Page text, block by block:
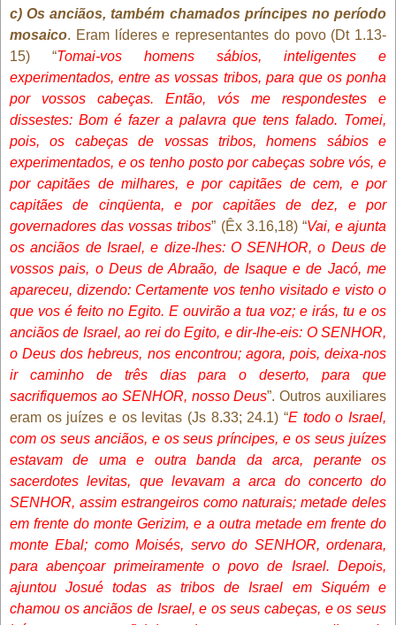
c) Os anciãos, também chamados príncipes no período
mosaico. Eram líderes e representantes do povo (Dt 1.13-
15) “Tomai-vos homens sábios, inteligentes e
experimentados, entre as vossas tribos, para que os ponha
por vossos cabeças. Então, vós me respondestes e
dissestes: Bom é fazer a palavra que tens falado. Tomei,
pois, os cabeças de vossas tribos, homens sábios e
experimentados, e os tenho posto por cabeças sobre vós, e
por capitães de milhares, e por capitães de cem, e por
capitães de cinqüenta, e por capitães de dez, e por
governadores das vossas tribos” (Êx 3.16,18) “Vai, e ajunta
os anciãos de Israel, e dize-lhes: O SENHOR, o Deus de
vossos pais, o Deus de Abraão, de Isaque e de Jacó, me
apareceu, dizendo: Certamente vos tenho visitado e visto o
que vos é feito no Egito. E ouvirão a tua voz; e irás, tu e os
anciãos de Israel, ao rei do Egito, e dir-lhe-eis: O SENHOR,
o Deus dos hebreus, nos encontrou; agora, pois, deixa-nos
ir caminho de três dias para o deserto, para que
sacrifiquemos ao SENHOR, nosso Deus”. Outros auxiliares
eram os juízes e os levitas (Js 8.33; 24.1) “E todo o Israel,
com os seus anciãos, e os seus príncipes, e os seus juízes
estavam de uma e outra banda da arca, perante os
sacerdotes levitas, que levavam a arca do concerto do
SENHOR, assim estrangeiros como naturais; metade deles
em frente do monte Gerizim, e a outra metade em frente do
monte Ebal; como Moisés, servo do SENHOR, ordenara,
para abençoar primeiramente o povo de Israel. Depois,
ajuntou Josué todas as tribos de Israel em Siquém e
chamou os anciãos de Israel, e os seus cabeças, e os seus